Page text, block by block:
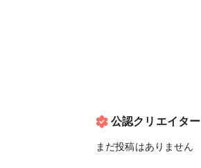
公認クリエイター
まだ投稿はありません